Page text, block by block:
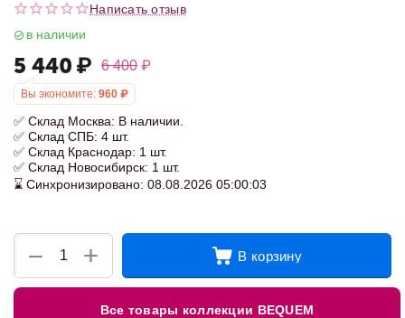
Написать отзыв
в наличии
5 440 ₽ 6 400 ₽
Вы экономите: 960 ₽
✅ Склад Москва: В наличии.
✅ Склад СПБ: 4 шт.
✅ Склад Краснодар: 1 шт.
✅ Склад Новосибирск: 1 шт.
⌛ Синхронизировано: 08.08.2026 05:00:03
+
− В корзину
Все товары коллекции BEQUEM